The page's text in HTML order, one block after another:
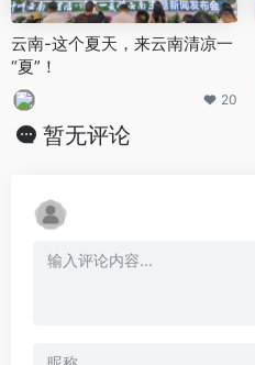
云南-这个夏天，来云南清凉一
“夏”！
20
暂无评论